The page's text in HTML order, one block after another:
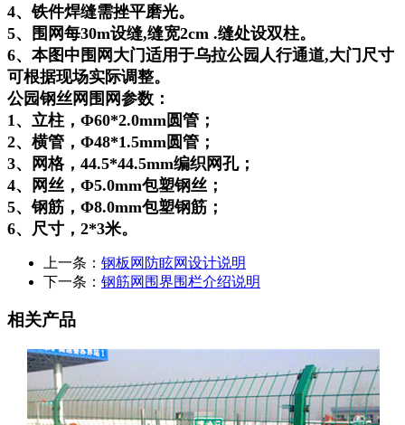
4、铁件焊缝需挫平磨光。
5、围网每30m设缝,缝宽2cm .缝处设双柱。
6、本图中围网大门适用于乌拉公园人行通道,大门尺寸
可根据现场实际调整。
公园钢丝网围网参数：
1、立柱，Φ60*2.0mm圆管；
2、横管，Φ48*1.5mm圆管；
3、网格，44.5*44.5mm编织网孔；
4、网丝，Φ5.0mm包塑钢丝；
5、钢筋，Φ8.0mm包塑钢筋；
6、尺寸，2*3米。
上一条： 钢板网防眩网设计说明
下一条： 钢筋网围界围栏介绍说明
相关产品